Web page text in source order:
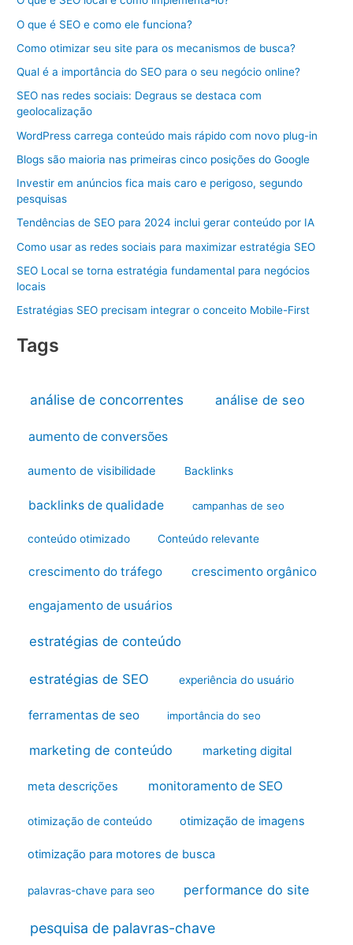
O que é SEO e como ele funciona?
Como otimizar seu site para os mecanismos de busca?
Qual é a importância do SEO para o seu negócio online?
SEO nas redes sociais: Degraus se destaca com
geolocalização
WordPress carrega conteúdo mais rápido com novo plug-in
Blogs são maioria nas primeiras cinco posições do Google
Investir em anúncios fica mais caro e perigoso, segundo
pesquisas
Tendências de SEO para 2024 inclui gerar conteúdo por IA
Como usar as redes sociais para maximizar estratégia SEO
SEO Local se torna estratégia fundamental para negócios
locais
Estratégias SEO precisam integrar o conceito Mobile-First
Tags
análise de concorrentes análise de seo
aumento de conversões
aumento de visibilidade Backlinks
backlinks de qualidade campanhas de seo
conteúdo otimizado Conteúdo relevante
crescimento do tráfego crescimento orgânico
engajamento de usuários
estratégias de conteúdo
estratégias de SEO experiência do usuário
ferramentas de seo importância do seo
marketing de conteúdo marketing digital
meta descrições monitoramento de SEO
otimização de conteúdo otimização de imagens
otimização para motores de busca
palavras-chave para seo performance do site
pesquisa de palavras-chave